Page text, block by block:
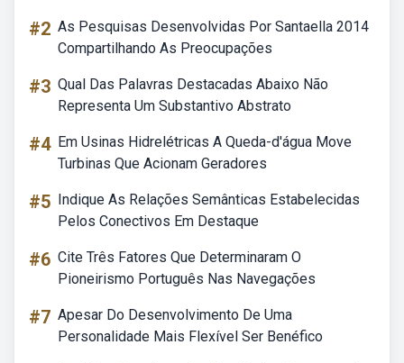
#2 As Pesquisas Desenvolvidas Por Santaella 2014
Compartilhando As Preocupações
#3 Qual Das Palavras Destacadas Abaixo Não
Representa Um Substantivo Abstrato
#4 Em Usinas Hidrelétricas A Queda-d'água Move
Turbinas Que Acionam Geradores
#5 Indique As Relações Semânticas Estabelecidas
Pelos Conectivos Em Destaque
#6 Cite Três Fatores Que Determinaram O
Pioneirismo Português Nas Navegações
#7 Apesar Do Desenvolvimento De Uma
Personalidade Mais Flexível Ser Benéfico